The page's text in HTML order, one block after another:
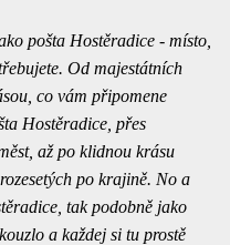
pošta Hostěradice - místo,
Od majestátních
co vám připomene
Hostěradice, přes
až po klidnou krásu
po krajině. No a
tak podobně jako
a každej si tu prostě